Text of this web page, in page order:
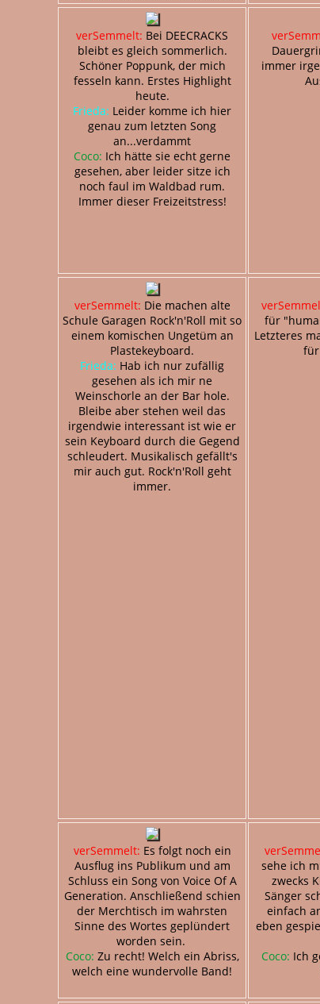
verSemmelt: Bei DEECRACKS
bleibt es gleich sommerlich.
Schöner Poppunk, der mich
fesseln kann. Erstes Highlight
heute.
Frieda: Leider komme ich hier
genau zum letzten Song
an...verdammt
Coco: Ich hätte sie echt gerne
gesehen, aber leider sitze ich
noch faul im Waldbad rum.
Immer dieser Freizeitstress!
immer
verSemmelt: Die machen alte
Schule Garagen Rock'n'Roll mit so
einem komischen Ungetüm an
Plastekeyboard.
Frieda: Hab ich nur zufällig
gesehen als ich mir ne
Weinschorle an der Bar hole.
Bleibe aber stehen weil das
irgendwie interessant ist wie er
sein Keyboard durch die Gegend
schleudert. Musikalisch gefällt's
mir auch gut. Rock'n'Roll geht
immer.
für
Letzteres
für
verSemmelt: Es folgt noch ein
Ausflug ins Publikum und am
Schluss ein Song von Voice Of A
Generation. Anschließend schien
der Merchtisch im wahrsten
Sinne des Wortes geplündert
worden sein.
Coco: Zu recht! Welch ein Abriss,
welch eine wundervolle Band!
sehe ich
zwecks
Sänger
einfach
eben
Coco: Ich